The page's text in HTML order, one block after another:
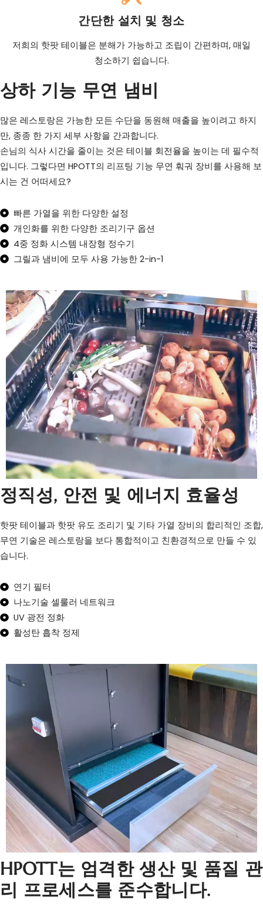
간단한 설치 및 청소
저희의 핫팟 테이블은 분해가 가능하고 조립이 간편하며, 매일
청소하기 쉽습니다.
상하 기능 무연 냄비
많은 레스토랑은 가능한 모든 수단을 동원해 매출을 높이려고 하지
만, 종종 한 가지 세부 사항을 간과합니다.
손님의 식사 시간을 줄이는 것은 테이블 회전율을 높이는 데 필수적
입니다. 그렇다면 HPOTT의 리프팅 기능 무연 훠궈 장비를 사용해 보
시는 건 어떠세요?
빠른 가열을 위한 다양한 설정
개인화를 위한 다양한 조리기구 옵션
4중 정화 시스템 내장형 정수기
그릴과 냄비에 모두 사용 가능한 2-in-1
정직성, 안전 및 에너지 효율성
핫팟 테이블과 핫팟 유도 조리기 및 기타 가열 장비의 합리적인 조합,
무연 기술은 레스토랑을 보다 통합적이고 친환경적으로 만들 수 있
습니다.
연기 필터
나노기술 셀룰러 네트워크
UV 광전 정화
활성탄 흡착 정제
HPOTT는 엄격한 생산 및 품질 관
리 프로세스를 준수합니다.